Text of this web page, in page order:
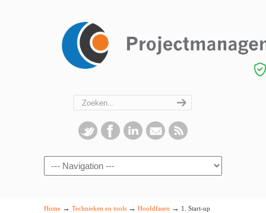
Navigation
Home → Technieken en tools → Hoofdfasen → 1. Start-up